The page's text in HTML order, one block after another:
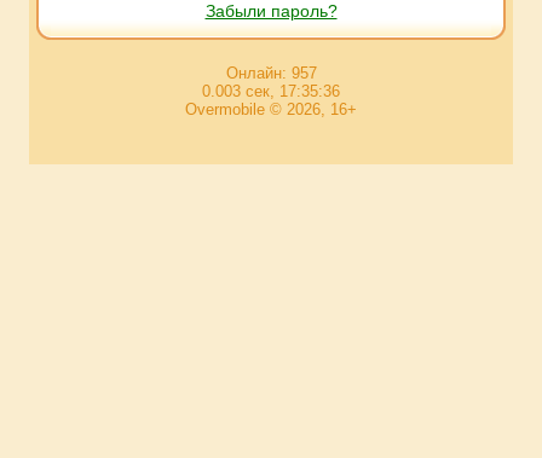
Забыли пароль?
Онлайн: 957
0.003 сек, 17:35:36
Overmobile © 2026, 16+